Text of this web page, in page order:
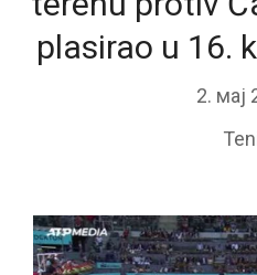
plasirao u 16.
2. мај